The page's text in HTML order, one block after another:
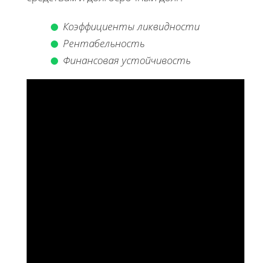
Коэффициенты ликвидности
Рентабельность
Финансовая устойчивость